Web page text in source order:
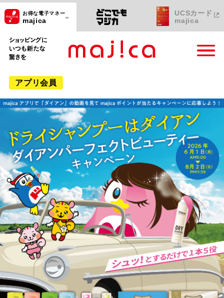
ショッピングにいつも新たな驚きを
お得な電子マネー
majica
UCSカード
majica
アプリ会員